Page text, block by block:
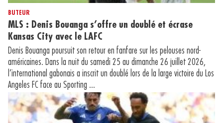
BUTEUR
MLS : Denis Bouanga s’offre un doublé et écrase
Kansas City avec le LAFC
Denis Bouanga poursuit son retour en fanfare sur les pelouses nord-
américaines. Dans la nuit du samedi 25 au dimanche 26 juillet 2026,
l’international gabonais a inscrit un doublé lors de la large victoire du Los
Angeles FC face au Sporting ...